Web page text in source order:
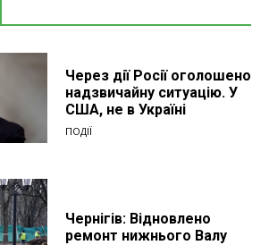
Через дії Росії оголошено
надзвичайну ситуацію. У
США, не в Україні
ПОДІЇ
Чернігів: Відновлено
ремонт нижнього Валу